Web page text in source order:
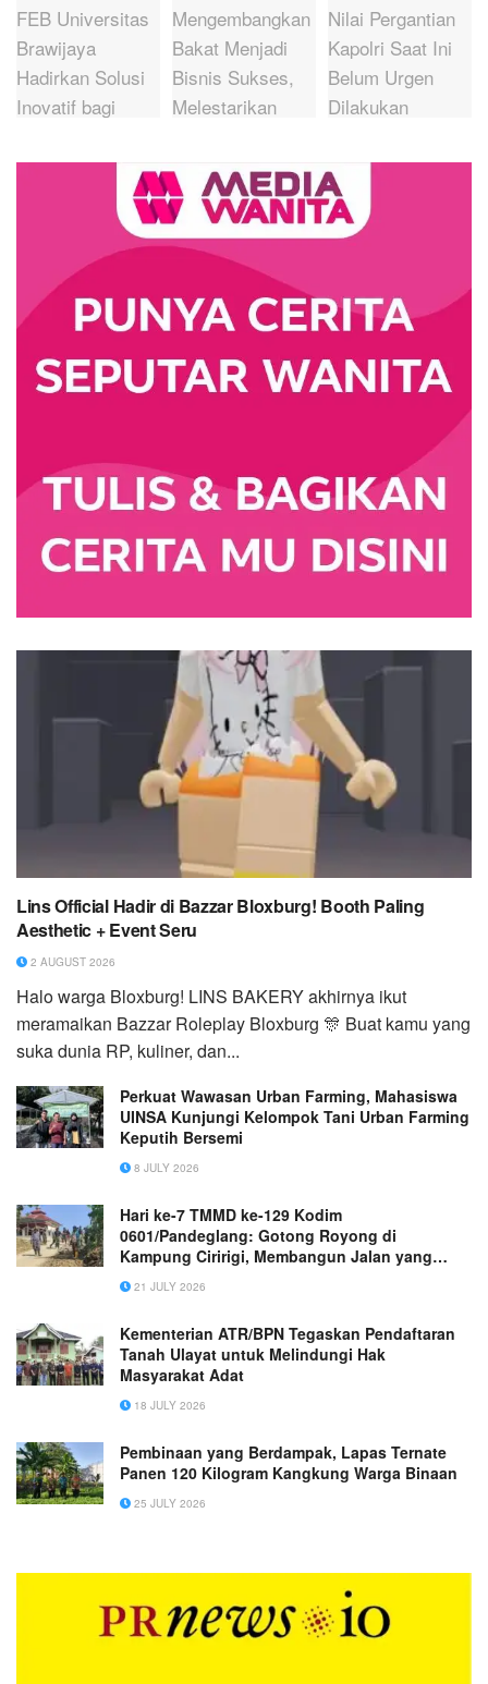
Lins Official Hadir di Bazzar Bloxburg! Booth Paling
Aesthetic + Event Seru
2 AUGUST 2026
Halo warga Bloxburg! ​LINS BAKERY akhirnya ikut
meramaikan Bazzar Roleplay Bloxburg 🎊 Buat kamu yang
suka dunia RP, kuliner, dan...
Perkuat Wawasan Urban Farming, Mahasiswa
UINSA Kunjungi Kelompok Tani Urban Farming
Keputih Bersemi
8 JULY 2026
Hari ke-7 TMMD ke-129 Kodim
0601/Pandeglang: Gotong Royong di
Kampung Ciririgi, Membangun Jalan yang
Menyatukan Harapan Warga
21 JULY 2026
Kementerian ATR/BPN Tegaskan Pendaftaran
Tanah Ulayat untuk Melindungi Hak
Masyarakat Adat
18 JULY 2026
Pembinaan yang Berdampak, Lapas Ternate
Panen 120 Kilogram Kangkung Warga Binaan
25 JULY 2026